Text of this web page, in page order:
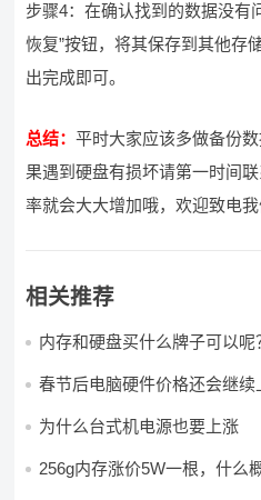
步骤4：在确认找到的数据没有
恢复”按钮，将其保存到其他存
出完成即可。
总结：平时大家应该多做备份
果遇到硬盘有损坏请第一时间
率就会大大增加哦，欢迎致电我
相关推荐
内存和硬盘买什么牌子可以呢
春节后电脑硬件价格还会继续
为什么台式机电源也要上涨
256g内存涨价5W一根，什么